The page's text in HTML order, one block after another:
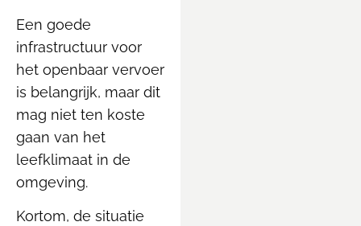
Een goede
infrastructuur voor
het openbaar vervoer
is belangrijk, maar dit
mag niet ten koste
gaan van het
leefklimaat in de
omgeving.
Kortom, de situatie